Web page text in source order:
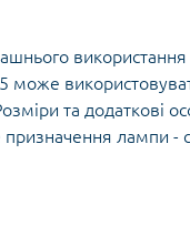
може
та додаткові
лампи -